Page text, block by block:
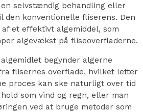
en selvstændig behandling eller
den konventionelle fliserens. Den
et effektivt algemiddel, som
algevækst på fliseoverfladerne.
begynder algerne
flisernes overflade, hvilket letter
proces kan ske naturligt over tid
som vind og regn, eller man
ved at bruge metoder som